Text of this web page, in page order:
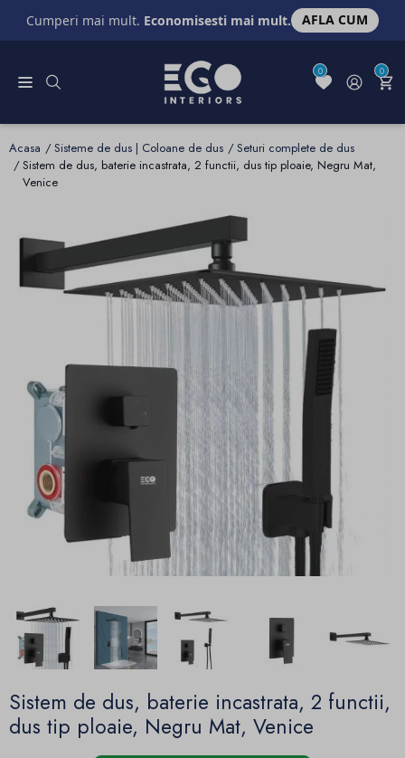
Cumperi mai mult. Economisesti mai mult. AFLA CUM
0 0
Acasa Sisteme de dus | Coloane de dus
Seturi complete de dus
Sistem de dus, baterie incastrata, 2 functii, dus tip ploaie, Negru Mat,
Venice
Sistem de dus, baterie incastrata, 2 functii,
dus tip ploaie, Negru Mat, Venice